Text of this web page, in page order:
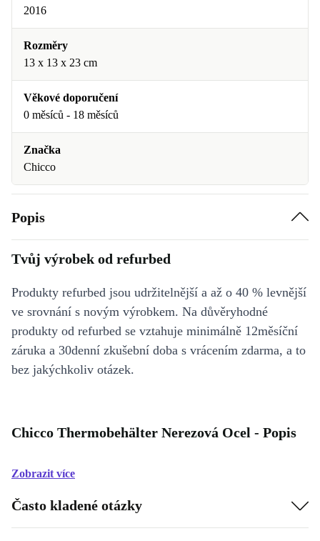
2016
Rozměry
13 x 13 x 23 cm
Věkové doporučení
0 měsíců - 18 měsíců
Značka
Chicco
Popis
Tvůj výrobek od refurbed
Produkty refurbed jsou udržitelnější a až o 40 % levnější
ve srovnání s novým výrobkem. Na důvěryhodné
produkty od refurbed se vztahuje minimálně 12měsíční
záruka a 30denní zkušební doba s vrácením zdarma, a to
bez jakýchkoliv otázek.
Chicco Thermobehälter Nerezová Ocel - Popis
Zobrazit více
Často kladené otázky